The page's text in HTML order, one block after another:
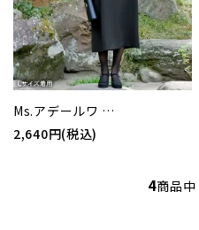
Ms.アデールワ …
2,640円(税込)
4商品中